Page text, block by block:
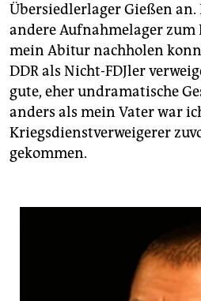
Übersiedlerlager Gießen an.
andere Aufnahmelager zum
mein Abitur nachholen
DDR als Nicht-FDJler
gute, eher undramatische
anders als mein Vater war
Kriegsdienstverweigerer
gekommen.